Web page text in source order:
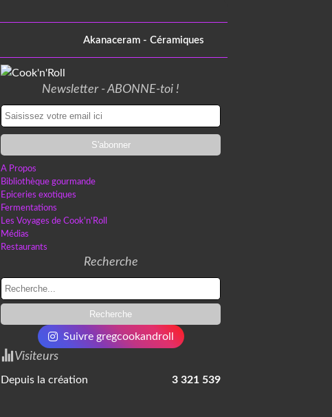
Akanaceram - Céramiques
Newsletter - ABONNE-toi !
A Propos
Bibliothèque gourmande
Epiceries exotiques
Fermentations
Les Voyages de Cook'n'Roll
Médias
Restaurants
Recherche
Suivre gregcookandroll
Visiteurs
Depuis la création 3 321 539